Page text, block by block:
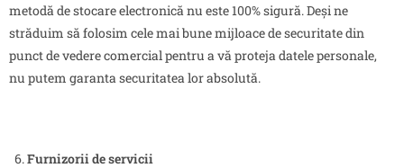
metodă de stocare electronică nu este 100% sigură. Deși ne
străduim să folosim cele mai bune mijloace de securitate din
punct de vedere comercial pentru a vă proteja datele personale,
nu putem garanta securitatea lor absolută.
Furnizorii de servicii